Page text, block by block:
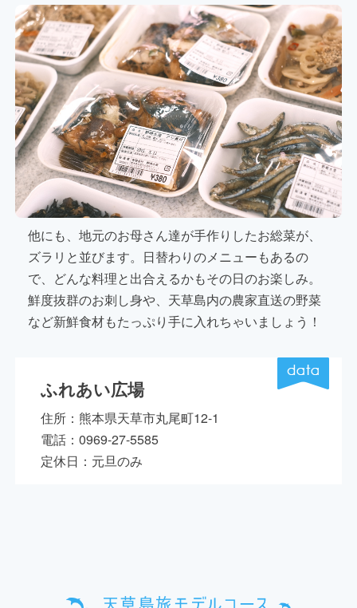
他にも、地元のお母さん達が手作りしたお総菜が、
ズラリと並びます。日替わりのメニューもあるの
で、どんな料理と出合えるかもその日のお楽しみ。
鮮度抜群のお刺し身や、天草島内の農家直送の野菜
など新鮮食材もたっぷり手に入れちゃいましょう！
ふれあい広場
住所：熊本県天草市丸尾町12-1
電話：0969-27-5585
定休日：元旦のみ